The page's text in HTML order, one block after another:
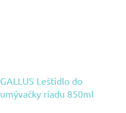
GALLUS Leštidlo do
umývačky riadu 850ml